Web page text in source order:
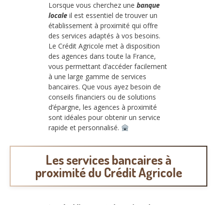
Lorsque vous cherchez une banque
locale il est essentiel de trouver un
établissement à proximité qui offre
des services adaptés à vos besoins.
Le Crédit Agricole met à disposition
des agences dans toute la France,
vous permettant d’accéder facilement
à une large gamme de services
bancaires. Que vous ayez besoin de
conseils financiers ou de solutions
d’épargne, les agences à proximité
sont idéales pour obtenir un service
rapide et personnalisé.
Les services bancaires à
proximité du Crédit Agricole